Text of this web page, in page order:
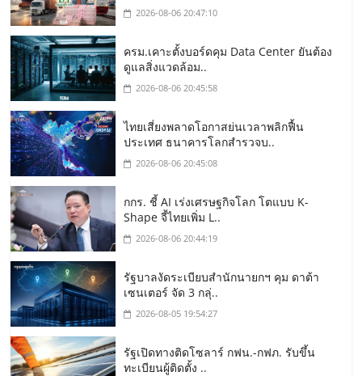
2026-08-06 20:47:10
ครม.เคาะตั้งบอร์ดคุม Data Center ยันต้อง
ดูแลสิ่งแวดล้อม..
2026-08-06 20:45:58
ไทยเสี่ยงพลาดโอกาสย่นเวลาพลิกฟื้น
ประเทศ ธนาคารโลกสำรวจบ..
2026-08-06 20:45:08
กกร. ชี้ AI เร่งเศรษฐกิจโลก โตแบบ K-
Shape จี้ไทยเพิ่ม L..
2026-08-06 20:44:19
รัฐบาลงัดระเบียบสำนักนายกฯ คุม ดาต้า
เซนเตอร์ จัด 3 กลุ่..
2026-08-05 19:54:27
รัฐเปิดทางติดโซลาร์ กฟน.-กฟภ. รับขึ้น
ทะเบียนผู้ติดตั้ง ..